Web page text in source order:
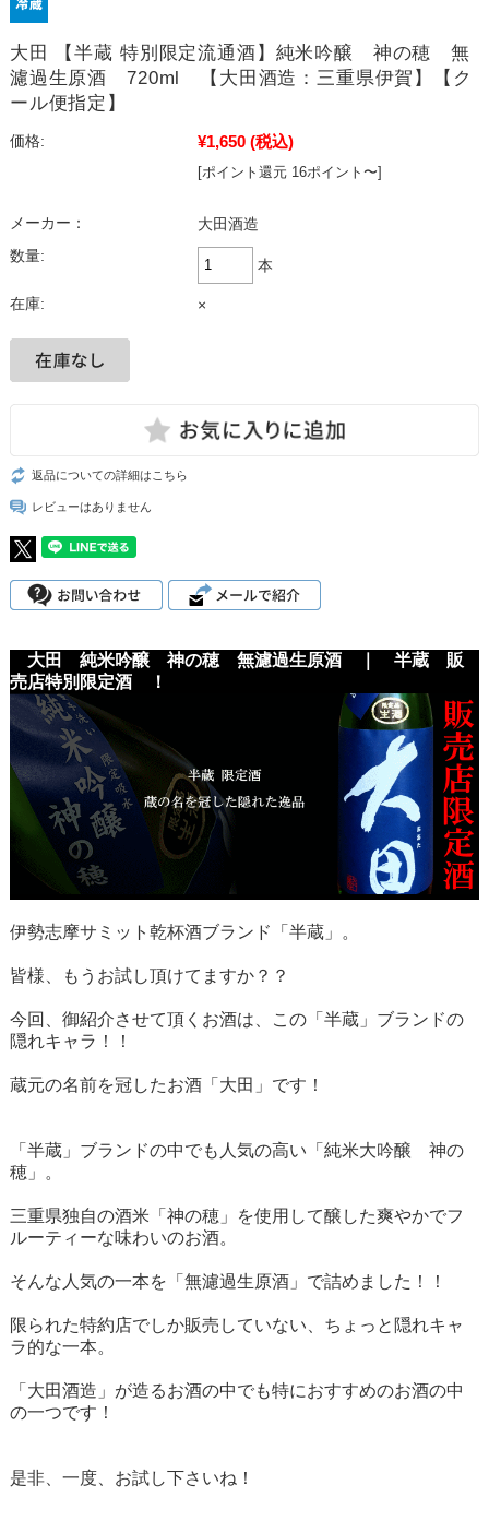
大田 【半蔵 特別限定流通酒】純米吟醸 神の穂 無
濾過生原酒 720ml 【大田酒造：三重県伊賀】【ク
ール便指定】
価格: ¥1,650 (税込)
[ポイント還元 16ポイント〜]
メーカー：
大田酒造
数量:
本
在庫: ×
返品についての詳細はこちら
レビューはありません
大田 純米吟醸 神の穂 無濾過生原酒 ｜ 半蔵 販
売店特別限定酒 ！
伊勢志摩サミット乾杯酒ブランド「半蔵」。
皆様、もうお試し頂けてますか？？
今回、御紹介させて頂くお酒は、この「半蔵」ブランドの
隠れキャラ！！
蔵元の名前を冠したお酒「大田」です！
「半蔵」ブランドの中でも人気の高い「純米大吟醸 神の
穂」。
三重県独自の酒米「神の穂」を使用して醸した爽やかでフ
ルーティーな味わいのお酒。
そんな人気の一本を「無濾過生原酒」で詰めました！！
限られた特約店でしか販売していない、ちょっと隠れキャ
ラ的な一本。
「大田酒造」が造るお酒の中でも特におすすめのお酒の中
の一つです！
是非、一度、お試し下さいね！